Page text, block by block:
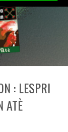
: LESPRI
ATÈ